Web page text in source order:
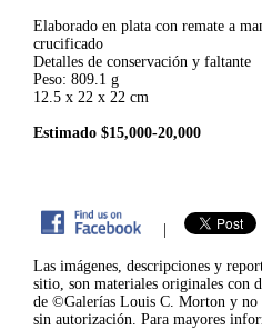
Elaborado en plata con remate a
crucificado
Detalles de conservación y faltante
Peso: 809.1 g
12.5 x 22 x 22 cm
Estimado $15,000-20,000
|
Las imágenes, descripciones y
sitio, son materiales originales con
de ©Galerías Louis C. Morton y no
sin autorización. Para mayores